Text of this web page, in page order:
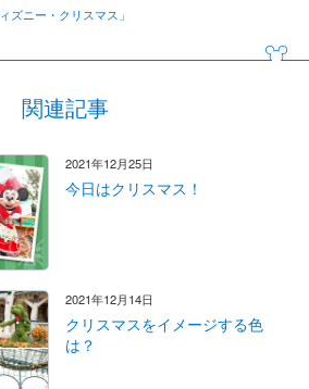
ズニー・クリスマス」
関連記事
2021年12月25日
今日はクリスマス！
2021年12月14日
クリスマスをイメージする色
は？